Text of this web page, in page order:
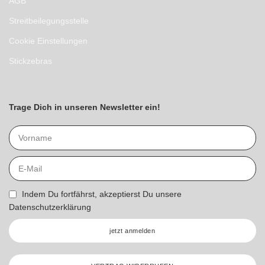
Streitbeilegungsstelle
Cookie Einstellungen
Stickzebras
Trage Dich in unseren Newsletter ein!
Indem Du fortfährst, akzeptierst Du unsere
Datenschutzerklärung
jetzt anmelden